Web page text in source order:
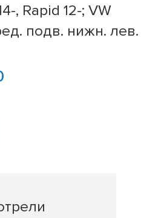
, Rapid 12-; VW
подв. нижн. лев.